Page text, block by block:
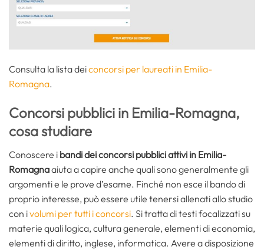
Consulta la lista deiconcorsi per laureati in Emilia-
Romagna.
Concorsi pubblici in Emilia-Romagna,
cosa studiare
Conoscere i bandi dei concorsi pubblici attivi in Emilia-
Romagnaaiuta a capire anche quali sono generalmente gli
argomenti e le prove d’esame. Finché non esce il bando di
proprio interesse, può essere utile tenersi allenati allo studio
con ivolumi per tutti i concorsi. Si tratta di testi focalizzati su
materie quali logica, cultura generale, elementi di economia,
elementi di diritto, inglese, informatica. Avere a disposizione